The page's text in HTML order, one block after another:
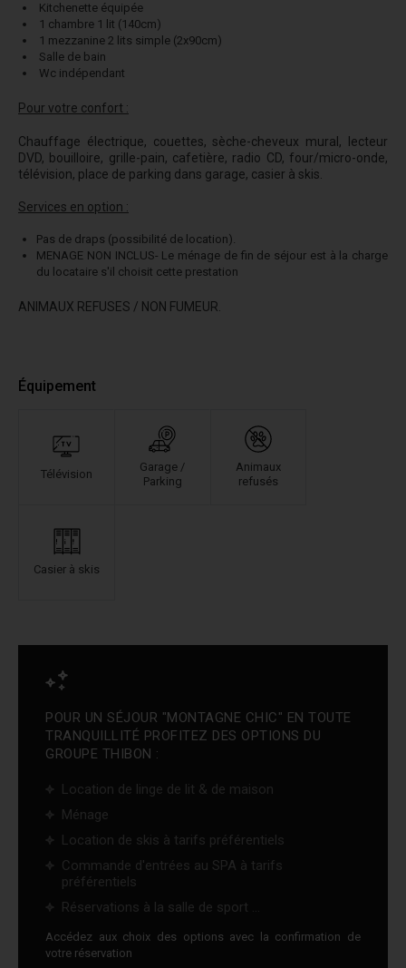
Kitchenette équipée
1 chambre 1 lit (140cm)
1 mezzanine 2 lits simple (2x90cm)
Salle de bain
Wc indépendant
Pour votre confort :
Chauffage électrique, couettes, sèche-cheveux mural, lecteur
DVD, bouilloire, grille-pain, cafetière, radio CD, four/micro-onde,
télévision, place de parking dans garage, casier à skis.
Services en option :
Pas de draps (possibilité de location).
MENAGE NON INCLUS- Le ménage de fin de séjour est à la charge
du locataire s'il choisit cette prestation
ANIMAUX REFUSES / NON FUMEUR.
Équipement
Télévision
Garage /
Parking
Animaux
refusés
Casier à skis
POUR UN SÉJOUR "MONTAGNE CHIC" EN TOUTE
TRANQUILLITÉ PROFITEZ DES OPTIONS DU
GROUPE THIBON :
Location de linge de lit & de maison
Ménage
Location de skis à tarifs préférentiels
Commande d'entrées au SPA à tarifs
préférentiels
Réservations à la salle de sport ...
Accédez aux choix des options avec la confirmation de
votre réservation